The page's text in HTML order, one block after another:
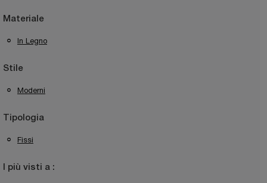
Materiale
In Legno
Stile
Moderni
Tipologia
Fissi
I più visti a :